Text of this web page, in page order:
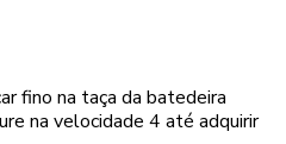
fino na taça da batedeira
na velocidade 4 até adquirir